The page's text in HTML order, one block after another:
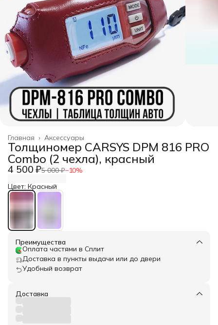
Аксессуары
Главная ›
Толщиномер CARSYS DPM 816 PRO
Combo (2 чехла), красный
4 500 ₽5 000 ₽−10%
Цвет: Красный
Преимущества
Оплата частями в Сплит
Доставка в пункты выдачи или до двери
Удобный возврат
Доставка